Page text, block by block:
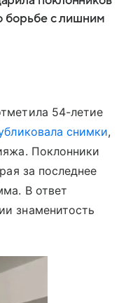
борьбе с лишним
54-летие
снимки,
Поклонники
за последнее
В ответ
знаменитость